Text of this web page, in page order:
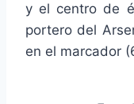
y el centro de
portero del
en el marcador